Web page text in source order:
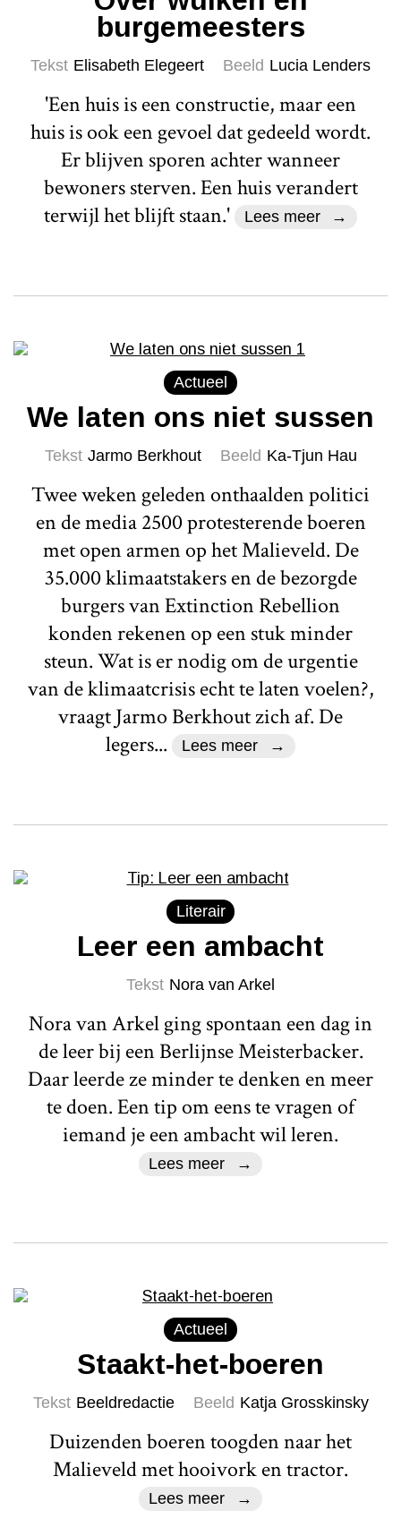
burgemeesters
Tekst Elisabeth Elegeert Beeld Lucia Lenders
'Een huis is een constructie, maar een
huis is ook een gevoel dat gedeeld wordt.
Er blijven sporen achter wanneer
bewoners sterven. Een huis verandert
terwijl het blijft staan.'
Lees meer
Actueel
We laten ons niet sussen
Tekst Jarmo Berkhout Beeld Ka-Tjun Hau
Twee weken geleden onthaalden politici
en de media 2500 protesterende boeren
met open armen op het Malieveld. De
35.000 klimaatstakers en de bezorgde
burgers van Extinction Rebellion
konden rekenen op een stuk minder
steun. Wat is er nodig om de urgentie
van de klimaatcrisis echt te laten voelen?,
vraagt Jarmo Berkhout zich af. De
legers...
Lees meer
Literair
Leer een ambacht
Tekst Nora van Arkel
Nora van Arkel ging spontaan een dag in
de leer bij een Berlijnse Meisterbacker.
Daar leerde ze minder te denken en meer
te doen. Een tip om eens te vragen of
iemand je een ambacht wil leren.
Lees meer
Actueel
Staakt-het-boeren
Tekst Beeldredactie Beeld Katja Grosskinsky
Duizenden boeren toogden naar het
Malieveld met hooivork en tractor.
Lees meer